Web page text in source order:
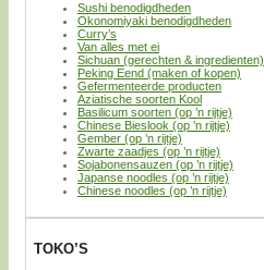
Sushi benodigdheden
Okonomiyaki benodigdheden
Curry’s
Van alles met ei
Sichuan (gerechten & ingredienten)
Peking Eend (maken of kopen)
Gefermenteerde producten
Aziatische soorten Kool
Basilicum soorten (op ’n rijtje)
Chinese Bieslook (op ’n rijtje)
Gember (op ’n rijtje)
Zwarte zaadjes (op ’n rijtje)
Sojabonensauzen (op ’n rijtje)
Japanse noodles (op ’n rijtje)
Chinese noodles (op ’n rijtje)
TOKO’S